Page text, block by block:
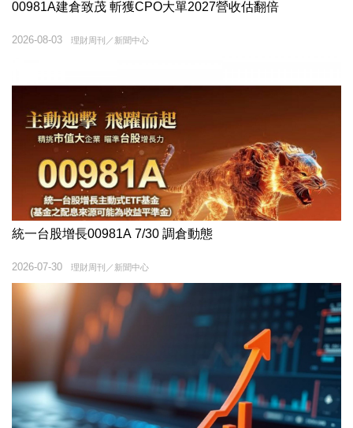
00981A建倉致茂 斬獲CPO大單2027營收估翻倍
理財周刊／新聞中心
2026-08-03
統一台股增長00981A 7/30 調倉動態
理財周刊／新聞中心
2026-07-30